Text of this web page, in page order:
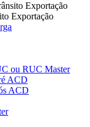
Exportação
Exportação
ou RUC Master
ACD
ACD